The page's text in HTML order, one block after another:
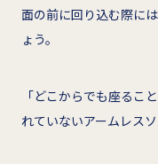
面の前に回り込む際に
ょう。
「どこからでも座るこ
れていないアームレスソ